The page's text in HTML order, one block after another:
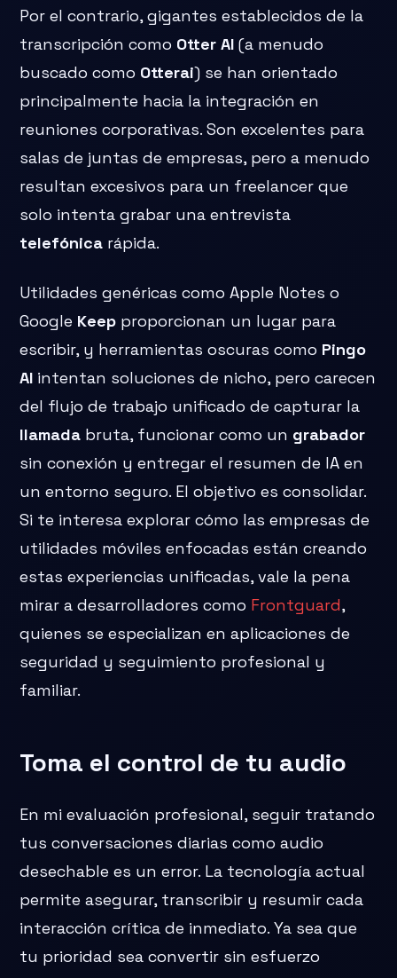
Por el contrario, gigantes establecidos de la
transcripción como Otter AI (a menudo
buscado como Otterai) se han orientado
principalmente hacia la integración en
reuniones corporativas. Son excelentes para
salas de juntas de empresas, pero a menudo
resultan excesivos para un freelancer que
solo intenta grabar una entrevista
telefónica rápida.
Utilidades genéricas como Apple Notes o
Google Keep proporcionan un lugar para
escribir, y herramientas oscuras como Pingo
AI intentan soluciones de nicho, pero carecen
del flujo de trabajo unificado de capturar la
llamada bruta, funcionar como un grabador
sin conexión y entregar el resumen de IA en
un entorno seguro. El objetivo es consolidar.
Si te interesa explorar cómo las empresas de
utilidades móviles enfocadas están creando
estas experiencias unificadas, vale la pena
mirar a desarrolladores como Frontguard,
quienes se especializan en aplicaciones de
seguridad y seguimiento profesional y
familiar.
Toma el control de tu audio
En mi evaluación profesional, seguir tratando
tus conversaciones diarias como audio
desechable es un error. La tecnología actual
permite asegurar, transcribir y resumir cada
interacción crítica de inmediato. Ya sea que
tu prioridad sea convertir sin esfuerzo